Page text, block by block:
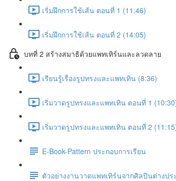
เริ่มฝึกการใช้เส้น ตอนที่ 1 (11:46)
เริ่มฝึกการใช้เส้น ตอนที่ 2 (14:05)
บทที่ 2 สร้างสมาธิด้วยแพทเทิร์นและลวดลาย
เรียนรู้เรื่องรูปทรงและแพทเทิน (8:36)
เริ่มวาดรูปทรงและแพทเทิน ตอนที่ 1
เริ่มวาดรูปทรงและแพทเทิน ตอนที่ 2
E-Book-Pattern ประกอบการเรียน
ตัวอย่างงานวาดแพทเทิร์นจากศิลปินต่างปร